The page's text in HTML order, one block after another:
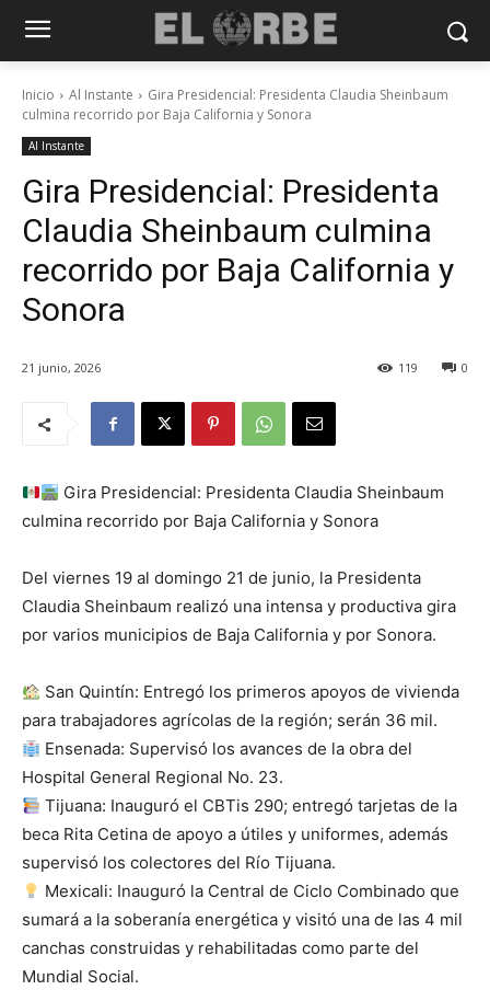
Inicio Al Instante
Gira Presidencial: Presidenta Claudia Sheinbaum
culmina recorrido por Baja California y Sonora
Al Instante
Gira Presidencial: Presidenta
Claudia Sheinbaum culmina
recorrido por Baja California y
Sonora
21 junio, 2026 0
119
Gira Presidencial: Presidenta Claudia Sheinbaum
culmina recorrido por Baja California y Sonora
Del viernes 19 al domingo 21 de junio, la Presidenta
Claudia Sheinbaum realizó una intensa y productiva gira
por varios municipios de Baja California y por Sonora.
San Quintín: Entregó los primeros apoyos de vivienda
para trabajadores agrícolas de la región; serán 36 mil.
Ensenada: Supervisó los avances de la obra del
Hospital General Regional No. 23.
Tijuana: Inauguró el CBTis 290; entregó tarjetas de la
beca Rita Cetina de apoyo a útiles y uniformes, además
supervisó los colectores del Río Tijuana.
Mexicali: Inauguró la Central de Ciclo Combinado que
sumará a la soberanía energética y visitó una de las 4 mil
canchas construidas y rehabilitadas como parte del
Mundial Social.